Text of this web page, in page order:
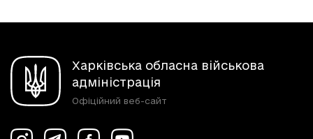
Харківська обласна військова
адміністрація
Офіційний веб-сайт